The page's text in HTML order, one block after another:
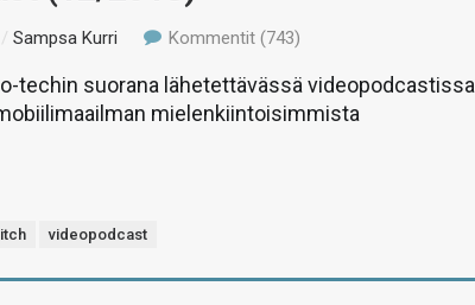
/Sampsa Kurri Kommentit (743)
techin suorana lähetettävässä videopodcastissa
mielenkiintoisimmista
videopodcast